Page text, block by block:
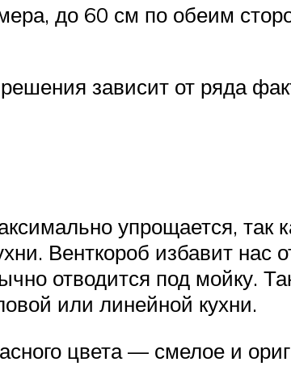
до 60 см по обеим
зависит от ряда
упрощается, так
Венткороб избавит нас
отводится под мойку.
или линейной кухни.
цвета — смелое и